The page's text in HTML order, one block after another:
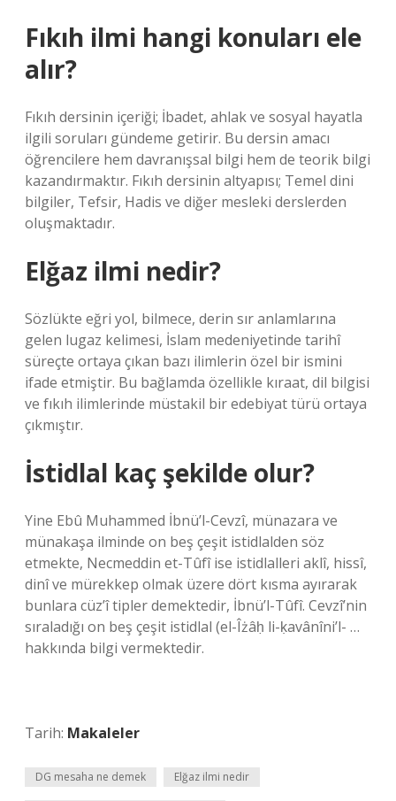
Fıkıh ilmi hangi konuları ele
alır?
Fıkıh dersinin içeriği; İbadet, ahlak ve sosyal hayatla
ilgili soruları gündeme getirir. Bu dersin amacı
öğrencilere hem davranışsal bilgi hem de teorik bilgi
kazandırmaktır. Fıkıh dersinin altyapısı; Temel dini
bilgiler, Tefsir, Hadis ve diğer mesleki derslerden
oluşmaktadır.
Elğaz ilmi nedir?
Sözlükte eğri yol, bilmece, derin sır anlamlarına
gelen lugaz kelimesi, İslam medeniyetinde tarihî
süreçte ortaya çıkan bazı ilimlerin özel bir ismini
ifade etmiştir. Bu bağlamda özellikle kıraat, dil bilgisi
ve fıkıh ilimlerinde müstakil bir edebiyat türü ortaya
çıkmıştır.
İstidlal kaç şekilde olur?
Yine Ebû Muhammed İbnü’l-Cevzî, münazara ve
münakaşa ilminde on beş çeşit istidlalden söz
etmekte, Necmeddin et-Tûfî ise istidlalleri aklî, hissî,
dinî ve mürekkep olmak üzere dört kısma ayırarak
bunlara cüz’î tipler demektedir, İbnü’l-Tûfî. Cevzî’nin
sıraladığı on beş çeşit istidlal (el-Îżâḥ li-ḳavânîni’l- …
hakkında bilgi vermektedir.
Tarih: Makaleler
DG mesaha ne demek Elğaz ilmi nedir